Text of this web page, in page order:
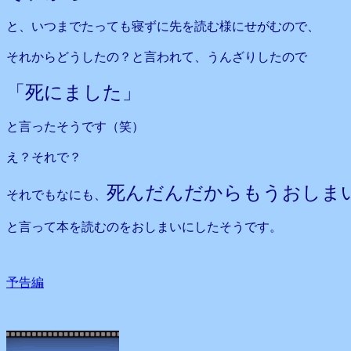
と、いつまでたっても寝ずに先を読む様にせがむので、
それからどうしたの？と言われて、うんざりしたので
「死にました」
と言ったそうです（笑）
え？それで？
それでもなにも、 死んだんだからもうおしま
と言って本を読むのをおしまいにしたそうです。
予告編